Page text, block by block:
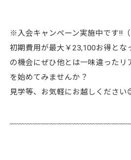
※入会キャンペーン実施中です‼️（
初期費用が最大￥23,100お得とな
の機会にぜひ他とは一味違ったリ
を始めてみませんか？
見学等、お気軽にお越しください